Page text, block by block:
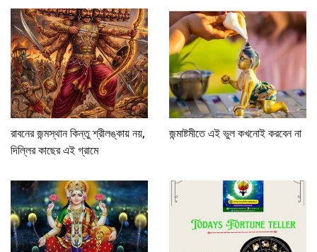
রাবনের জন্মস্থান কিন্তু শ্রীলঙ্কায় নয়,
দিল্লির কাছের এই গ্রামে
জন্মাষ্টমীতে এই ভুল কখনোই করবেন না